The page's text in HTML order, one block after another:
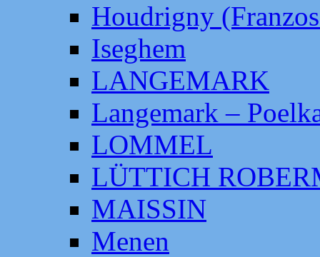
Houdrigny
Iseghem
LANGEMARK
Langemark –
LOMMEL
LÜTTICH
MAISSIN
Menen